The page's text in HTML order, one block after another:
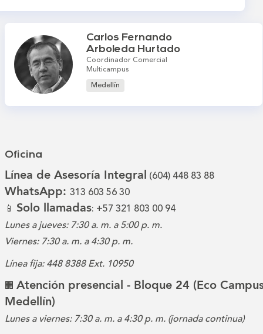
Carlos Fernando
Arboleda Hurtado
Coordinador Comercial
Multicampus
Medellín
Oficina
Línea de Asesoría Integral (604) 448 83 88
WhatsApp: 313 603 56 30
📱 Solo llamadas: +57 321 803 00 94
Lunes a jueves: 7:30 a. m. a 5:00 p. m.
Viernes: 7:30 a. m. a 4:30 p. m.
Línea fija: 448 8388 Ext. 10950
🏢 Atención presencial - Bloque 24 (Eco
Medellín)
Lunes a viernes: 7:30 a. m. a 4:30 p. m. (jornada continua)